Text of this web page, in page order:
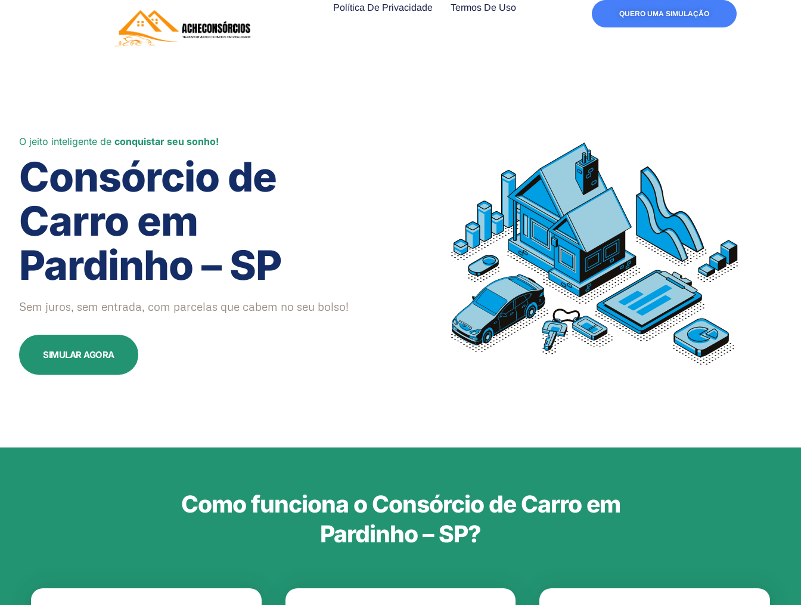
Política De Privacidade Termos De Uso
QUERO UMA SIMULAÇÃO
O jeito inteligente de conquistar seu sonho!
Consórcio de
Carro em
Pardinho – SP
Sem juros, sem entrada, com parcelas que cabem no seu bolso!
SIMULAR AGORA
Como funciona o Consórcio de Carro em
Pardinho – SP?